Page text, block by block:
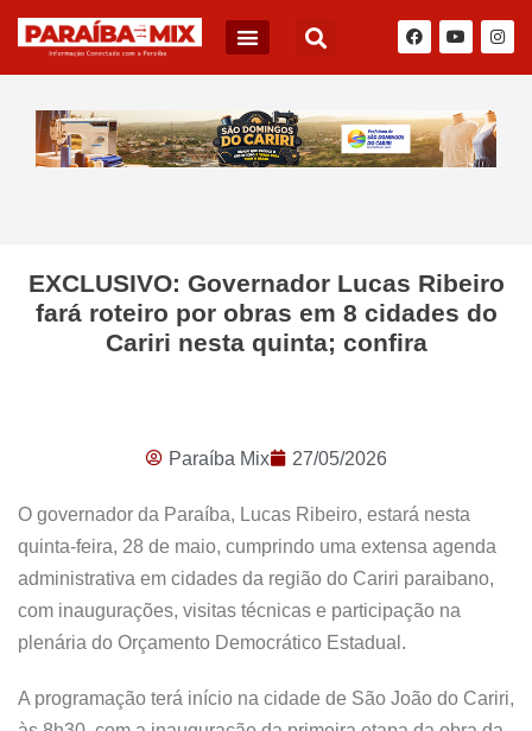
EXCLUSIVO: Governador Lucas Ribeiro
fará roteiro por obras em 8 cidades do
Cariri nesta quinta; confira
Paraíba Mix 27/05/2026
O governador da Paraíba, Lucas Ribeiro, estará nesta
quinta-feira, 28 de maio, cumprindo uma extensa agenda
administrativa em cidades da região do Cariri paraibano,
com inaugurações, visitas técnicas e participação na
plenária do Orçamento Democrático Estadual.
A programação terá início na cidade de São João do Cariri,